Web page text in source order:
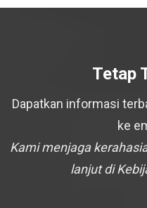
Tetap
Dapatkan informasi
ke
Kami menjaga
lanjut di